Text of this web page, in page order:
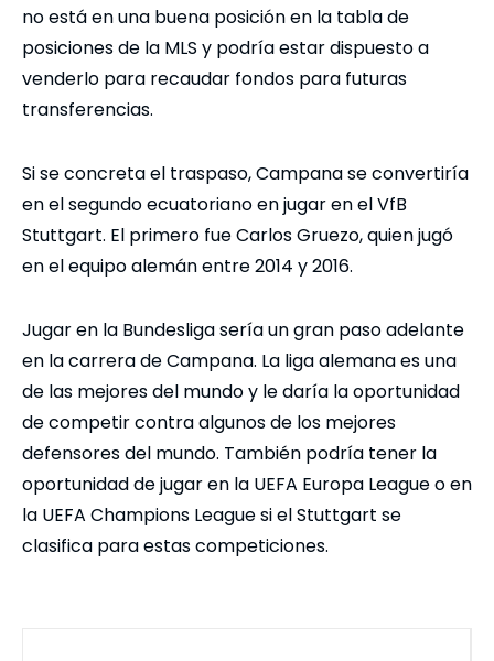
no está en una buena posición en la tabla de
posiciones de la MLS y podría estar dispuesto a
venderlo para recaudar fondos para futuras
transferencias.
Si se concreta el traspaso, Campana se convertiría
en el segundo ecuatoriano en jugar en el VfB
Stuttgart. El primero fue Carlos Gruezo, quien jugó
en el equipo alemán entre 2014 y 2016.
Jugar en la Bundesliga sería un gran paso adelante
en la carrera de Campana. La liga alemana es una
de las mejores del mundo y le daría la oportunidad
de competir contra algunos de los mejores
defensores del mundo. También podría tener la
oportunidad de jugar en la UEFA Europa League o en
la UEFA Champions League si el Stuttgart se
clasifica para estas competiciones.